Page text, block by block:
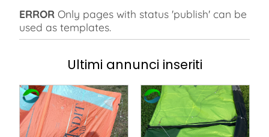
ERROR Only pages with status 'publish' can be
used as templates.
Ultimi annunci inseriti